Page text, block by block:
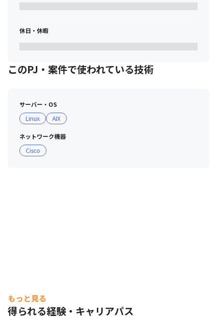
休日・休暇
このPJ・案件で使われている技術
サーバー・OS
Linux
AIX
ネットワーク機器
Cisco
もっと見る
得られる経験・キャリアパス